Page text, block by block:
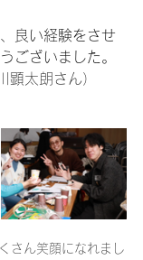
良い経験をさせ
ございました。
顕太朗さん）
さん笑顔になれまし